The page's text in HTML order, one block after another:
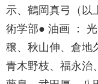
示、鶴岡真弓（以
術学部● 油画 ：
穣、秋山伸、倉地
青木野枝、福永治